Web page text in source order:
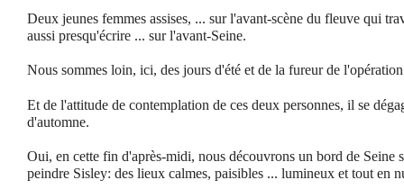
Deux jeunes femmes assises, ... sur l'avant-scène du fleuve qui
aussi presqu'écrire ... sur l'avant-Seine.
Nous sommes loin, ici, des jours d'été et de la fureur de
Et de l'attitude de contemplation de ces deux personnes, il se
d'automne.
Oui, en cette fin d'après-midi, nous découvrons un bord de Seine
peindre Sisley: des lieux calmes, paisibles ... lumineux et tout en